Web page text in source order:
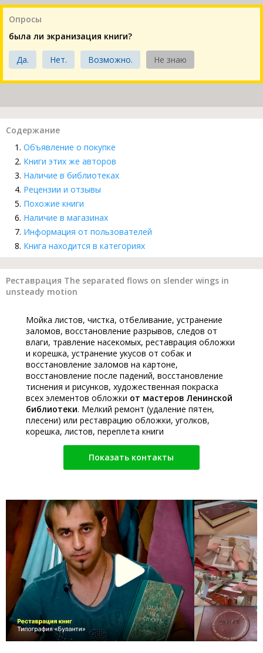
Опросы
была ли экранизация книги?
Да. Нет. Возможно. Не знаю
Содержание
Объявление о покупке
Книги этих же авторов
Наличие в библиотеках
Рецензии и отзывы
Похожие книги
Наличие в магазинах
Информация от пользователей
Книга находится в категориях
Реставрация The separated flows on slender wings in
unsteady motion
Мойка листов, чистка, отбеливание, устранение
заломов, восстановление разрывов, следов от
влаги, травление насекомых, реставрация обложки
и корешка, устранение укусов от собак и
восстановление заломов на картоне,
восстановление после падений, восстановление
тиснения и рисунков, художественная покраска
всех элементов обложки от мастеров Ленинской
библиотеки. Мелкий ремонт (удаление пятен,
плесени) или реставрацию обложки, уголков,
корешка, листов, переплета книги
Показать контакты